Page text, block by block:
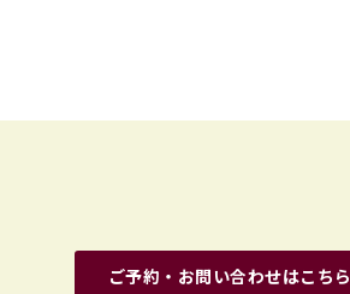
ご予約・お問い合わせはこちら